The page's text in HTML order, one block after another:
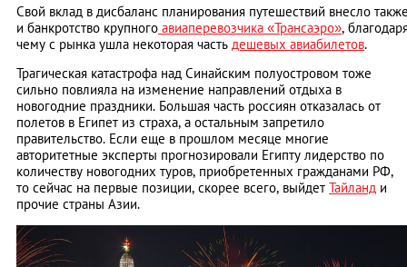
Свой вклад в дисбаланс планирования путешествий внесло
и банкротство крупного авиаперевозчика «Трансаэро»,
чему с рынка ушла некоторая часть дешевых авиабилетов.
Трагическая катастрофа над Синайским полуостровом тоже
сильно повлияла на изменение направлений отдыха в
новогодние праздники. Большая часть россиян отказалась от
полетов в Египет из страха, а остальным запретило
правительство. Если еще в прошлом месяце многие
авторитетные эксперты прогнозировали Египту лидерство по
количеству новогодних туров, приобретенных гражданами РФ,
то сейчас на первые позиции, скорее всего, выйдет Тайланд и
прочие страны Азии.